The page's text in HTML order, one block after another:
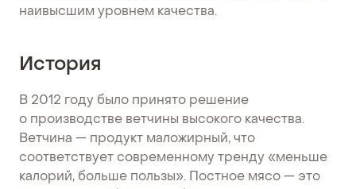
наивысшим уровнем качества.
История
В 2012 году было принято решение
о производстве ветчины высокого качества.
Ветчина — продукт маложирный, что
соответствует современному тренду «меньше
калорий, больше пользы». Постное мясо — это